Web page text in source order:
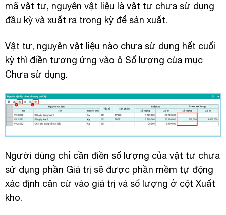
mã vật tư, nguyên vật liệu là vật tư chưa sử dụng
đầu kỳ và xuất ra trong kỳ để sản xuất.
Vật tư, nguyên vật liệu nào chưa sử dụng hết cuối
kỳ thì điền tương ứng vào ô Số lượng của mục
Chưa sử dụng.
Người dùng chỉ cần điền số lượng của vật tư chưa
sử dụng phần Giá trị sẽ được phần mềm tự động
xác định căn cứ vào giá trị và số lượng ở cột Xuất
kho.